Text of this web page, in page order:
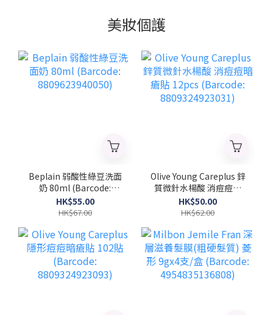
美妝個護
Beplain 弱酸性綠豆洗面
奶 80ml (Barcode:
8809623940050)
HK$55.00
HK$67.00
Olive Young Careplus 鋅
質微針水楊酸 消痘痘暗
瘡貼 12pcs (Barcode:
8809324923031)
HK$50.00
HK$62.00